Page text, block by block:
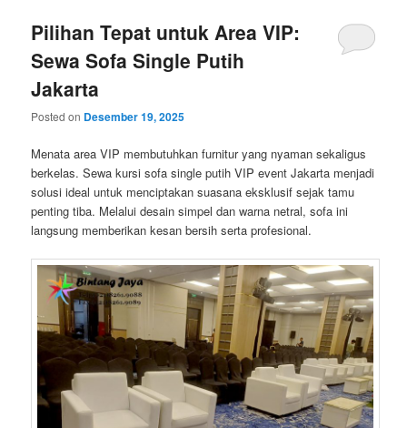
Pilihan Tepat untuk Area VIP:
Sewa Sofa Single Putih
Jakarta
Posted on Desember 19, 2025
Menata area VIP membutuhkan furnitur yang nyaman sekaligus
berkelas. Sewa kursi sofa single putih VIP event Jakarta menjadi
solusi ideal untuk menciptakan suasana eksklusif sejak tamu
penting tiba. Melalui desain simpel dan warna netral, sofa ini
langsung memberikan kesan bersih serta profesional.